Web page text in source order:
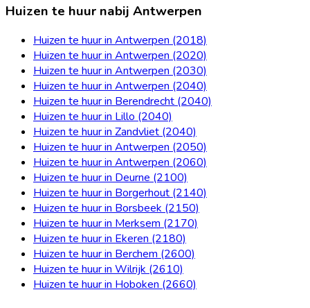
Huizen te huur nabij Antwerpen
Huizen te huur in Antwerpen (2018)
Huizen te huur in Antwerpen (2020)
Huizen te huur in Antwerpen (2030)
Huizen te huur in Antwerpen (2040)
Huizen te huur in Berendrecht (2040)
Huizen te huur in Lillo (2040)
Huizen te huur in Zandvliet (2040)
Huizen te huur in Antwerpen (2050)
Huizen te huur in Antwerpen (2060)
Huizen te huur in Deurne (2100)
Huizen te huur in Borgerhout (2140)
Huizen te huur in Borsbeek (2150)
Huizen te huur in Merksem (2170)
Huizen te huur in Ekeren (2180)
Huizen te huur in Berchem (2600)
Huizen te huur in Wilrijk (2610)
Huizen te huur in Hoboken (2660)